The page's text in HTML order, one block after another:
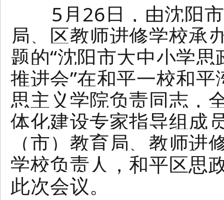
5月26日，由沈阳市
局、区教师进修学校承
题的“沈阳市大中小学
推进会”在和平一校和
思主义学院负责同志，
体化建设专家指导组成
（市）教育局、教师进
学校负责人，和平区思
此次会议。